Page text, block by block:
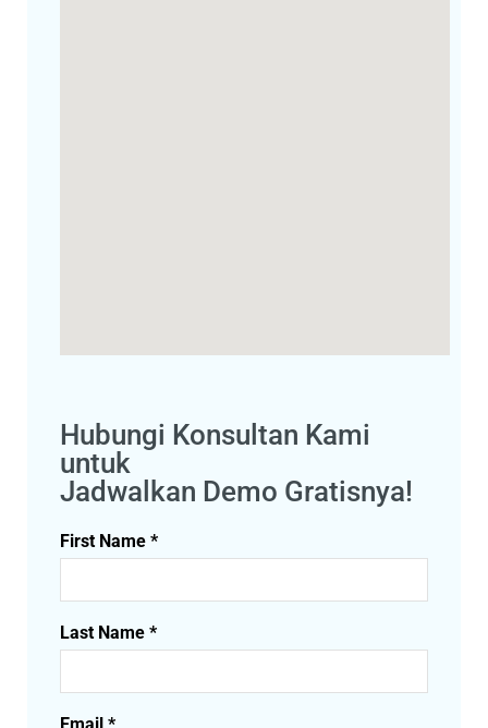
Hubungi Konsultan Kami
untuk
Jadwalkan Demo Gratisnya!
First Name *
Last Name *